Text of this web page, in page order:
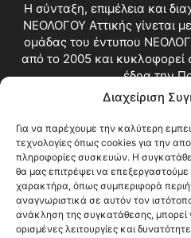
Διαχείριση
Για να παρέχουμε την καλύτερη
τεχνολογίες όπως cookies για την
πληροφορίες συσκευών. Η
θα μας επιτρέψει να
χαρακτήρα, όπως συμπεριφορά
αναγνωριστικά σε αυτόν τον
ανάκληση της συγκατάθεσης, μπορεί
ορισμένες λειτουργίες και
Η σύνταξη, επιμέλεια και
ΝΕΟΛΟΓΟΥ Αττικής γίνεται
ομάδας του έντυπου
από το 2005 και κυκλοφορεί
έδρα την
Επικοινωνία: